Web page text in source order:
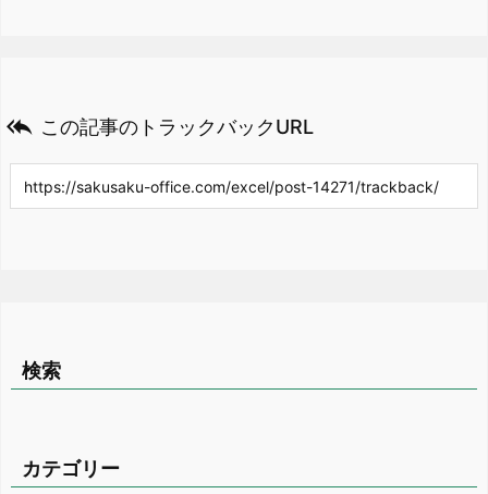
 この記事のトラックバックURL
検索
カテゴリー